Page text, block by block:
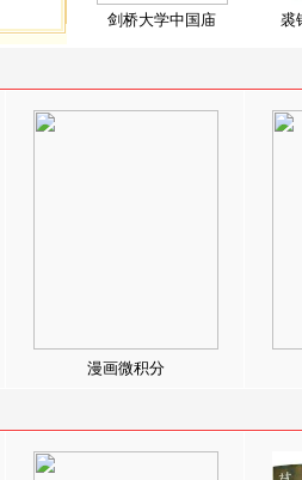
剑桥大学中国庙 裘
漫画微积分